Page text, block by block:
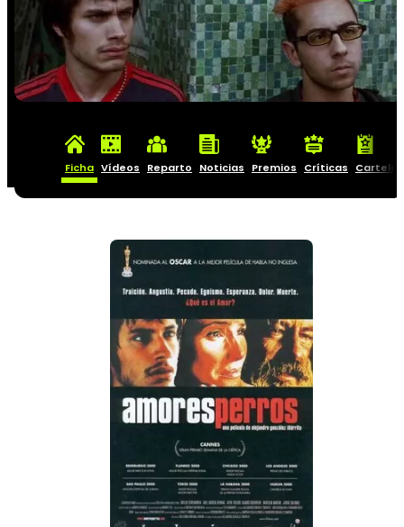
Ficha Vídeos Reparto Noticias Premios Críticas Carteles